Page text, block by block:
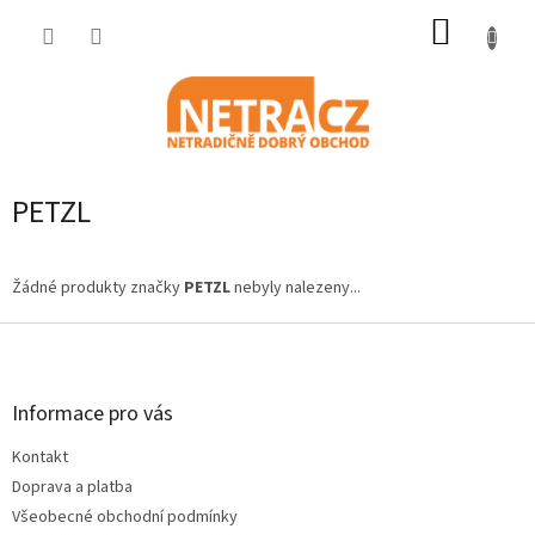
PETZL
Žádné produkty značky PETZLnebyly nalezeny...
Z
Informace pro vás
Kontakt
Doprava a platba
Všeobecné obchodní podmínky